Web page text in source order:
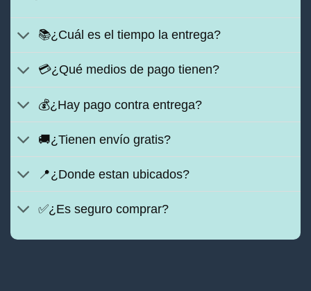
📚¿Cuál es el tiempo la entrega?
💳¿Qué medios de pago tienen?
💰¿Hay pago contra entrega?
🚚¿Tienen envío gratis?
📍¿Donde estan ubicados?
✅¿Es seguro comprar?